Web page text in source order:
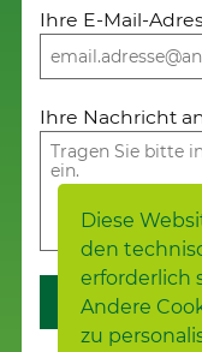
Diese
den
erforderlich
Andere
zu
Ihre E-Mail-
Ihre Nachricht